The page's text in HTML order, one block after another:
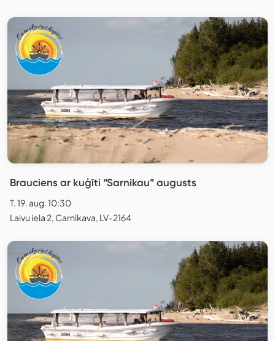
Brauciens ar kuģīti “Sarnikau” augusts
T. 19. aug. 10:30
Laivu iela 2, Carnikava, LV-2164